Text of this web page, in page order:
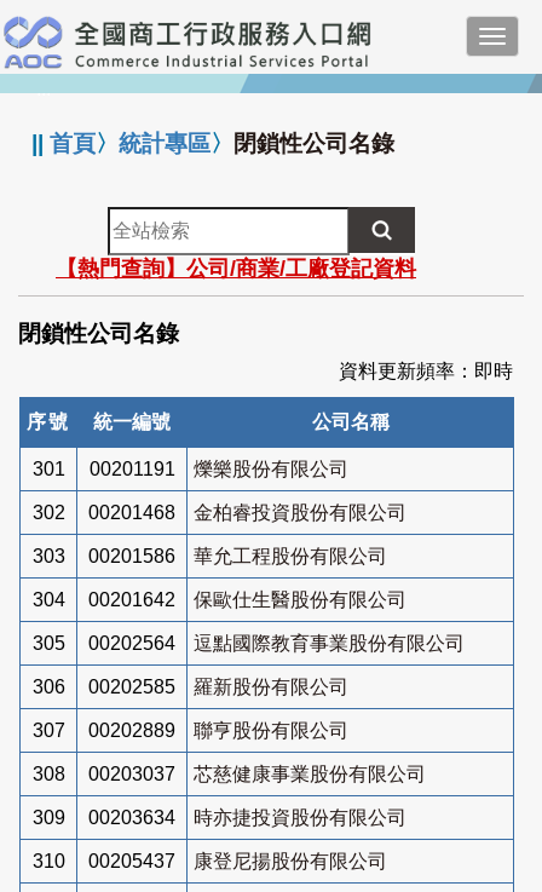
跳
到
主
要
:::
||首頁〉統計專區〉 閉鎖性公司名錄
全
站
檢
索
【熱門查詢】公司/商業/工廠登記資料
閉鎖性公司名錄
資料更新頻率：即時
序號 統一編號 公司名稱
301 00201191 爍樂股份有限公司
302 00201468 金柏睿投資股份有限公司
303 00201586 華允工程股份有限公司
304 00201642 保歐仕生醫股份有限公司
305 00202564 逗點國際教育事業股份有限公司
306 00202585 羅新股份有限公司
307 00202889 聯亨股份有限公司
308 00203037 芯慈健康事業股份有限公司
309 00203634 時亦捷投資股份有限公司
310 00205437 康登尼揚股份有限公司